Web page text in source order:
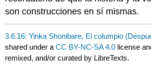
son construcciones en sí mismas.
3.6.16: Yinka Shonibare, El columpio
shared under aCC BY-NC-SA 4.0 license
remixed, and/or curated by LibreTexts.